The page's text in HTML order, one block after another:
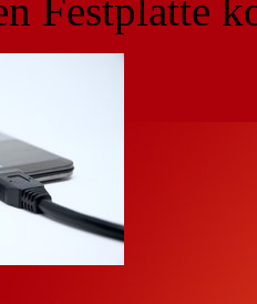
Festplatte